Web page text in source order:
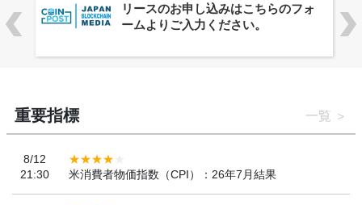
ーバルWeb3カンファレンス
「WebX2026」とのコラボレーショ
重要指標 一覧
8/12
21:30
米消費者物価指数（CPI）：26年7月結果